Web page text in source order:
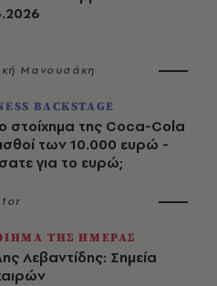
Μανουσάκη
BACKSTAGE
στοίχημα της Coca-Cola
των 10.000 ευρώ -
για το ευρώ;
ΤΗΣ ΗΜΕΡΑΣ
Λεβαντίδης: Σημεία